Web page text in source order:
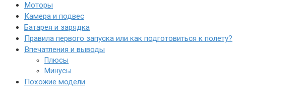
Моторы
Камера и подвес
Батарея и зарядка
Правила первого запуска или как подготовиться к полету?
Впечатления и выводы
Плюсы
Минусы
Похожие модели